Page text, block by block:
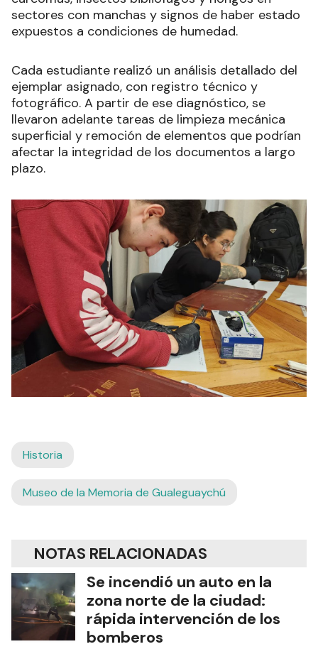
sectores con manchas y signos de haber estado
expuestos a condiciones de humedad.
Cada estudiante realizó un análisis detallado del
ejemplar asignado, con registro técnico y
fotográfico. A partir de ese diagnóstico, se
llevaron adelante tareas de limpieza mecánica
superficial y remoción de elementos que podrían
afectar la integridad de los documentos a largo
plazo.
Historia
Museo de la Memoria de Gualeguaychú
NOTAS RELACIONADAS
Se incendió un auto en la
zona norte de la ciudad:
rápida intervención de los
bomberos